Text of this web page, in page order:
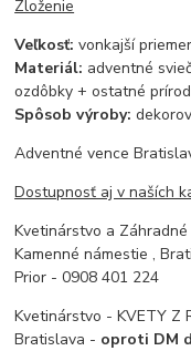
Zloženie
Veľkosť:vonkajší
Materiál: adventné
ozdôbky + ostatné
Spôsob výroby:
Adventné vence
Dostupnosť aj v naších
Kvetinárstvo a Záhradné
Kamenné námestie ,
Prior - 0908 401 224
Kvetinárstvo - KVETY Z
Bratislava - oproti DM